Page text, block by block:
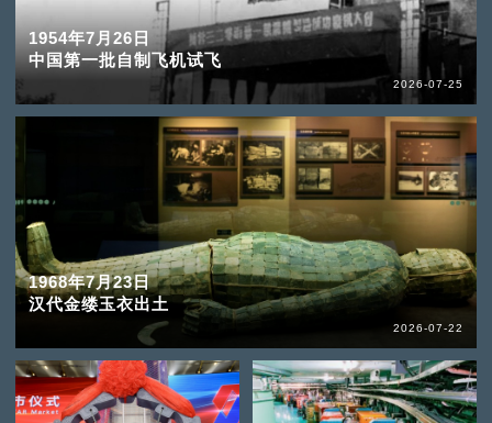
1954年7月26日
中国第一批自制飞机试飞
2026-07-25
1968年7月23日
汉代金缕玉衣出土
2026-07-22